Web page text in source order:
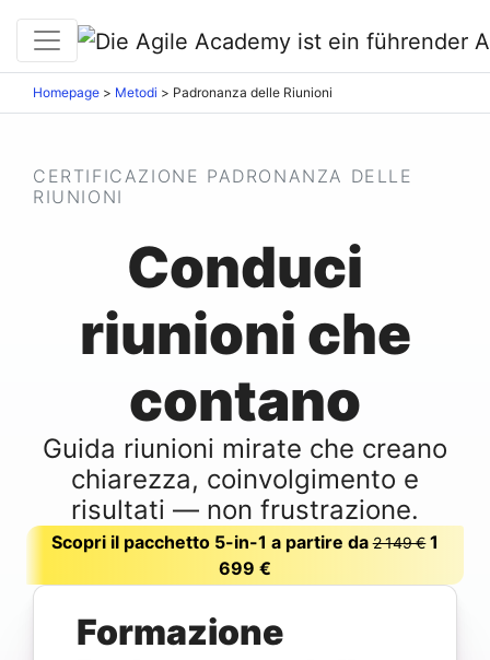
Homepage > Metodi > Padronanza delle Riunioni
CERTIFICAZIONE PADRONANZA DELLE
RIUNIONI
Conduci
riunioni che
contano
Guida riunioni mirate che creano
chiarezza, coinvolgimento e
risultati — non frustrazione.
Scopri il pacchetto 5-in-1 a partire da2 149 €1
699 €
Formazione